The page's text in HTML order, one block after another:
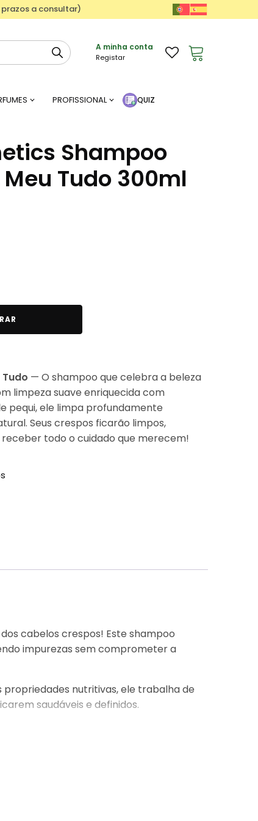
a consultar)
A minha conta
Registar
PROFISSIONAL QUIZ
Shampoo
Tudo 300ml
— O shampoo que celebra a beleza
limpeza suave enriquecida com
pequi, ele limpa profundamente
Seus crespos ficarão limpos,
todo o cuidado que merecem!
cabelos crespos! Este shampoo
impurezas sem comprometer a
propriedades nutritivas, ele trabalha de
saudáveis e definidos.
A manteiga de manga e o óleo de